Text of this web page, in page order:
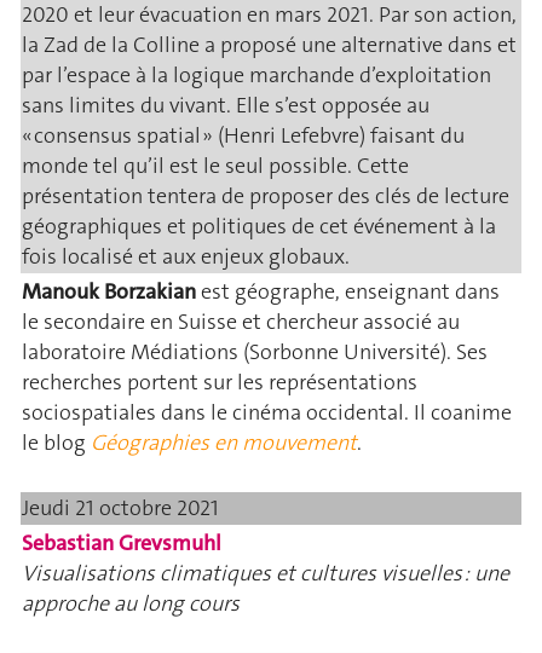
2020 et leur évacuation en mars 2021. Par son action,
la Zad de la Colline a proposé une alternative dans et
par l’espace à la logique marchande d’exploitation
sans limites du vivant. Elle s’est opposée au
« consensus spatial » (Henri Lefebvre) faisant du
monde tel qu’il est le seul possible. Cette
présentation tentera de proposer des clés de lecture
géographiques et politiques de cet événement à la
fois localisé et aux enjeux globaux.
Manouk Borzakianest géographe, enseignant dans
le secondaire en Suisse et chercheur associé au
laboratoire Médiations (Sorbonne Université). Ses
recherches portent sur les représentations
sociospatiales dans le cinéma occidental. Il coanime
le blog Géographies en mouvement.
Jeudi 21 octobre 2021
Sebastian Grevsmuhl
Visualisations climatiques et cultures visuelles : une
approche au long cours